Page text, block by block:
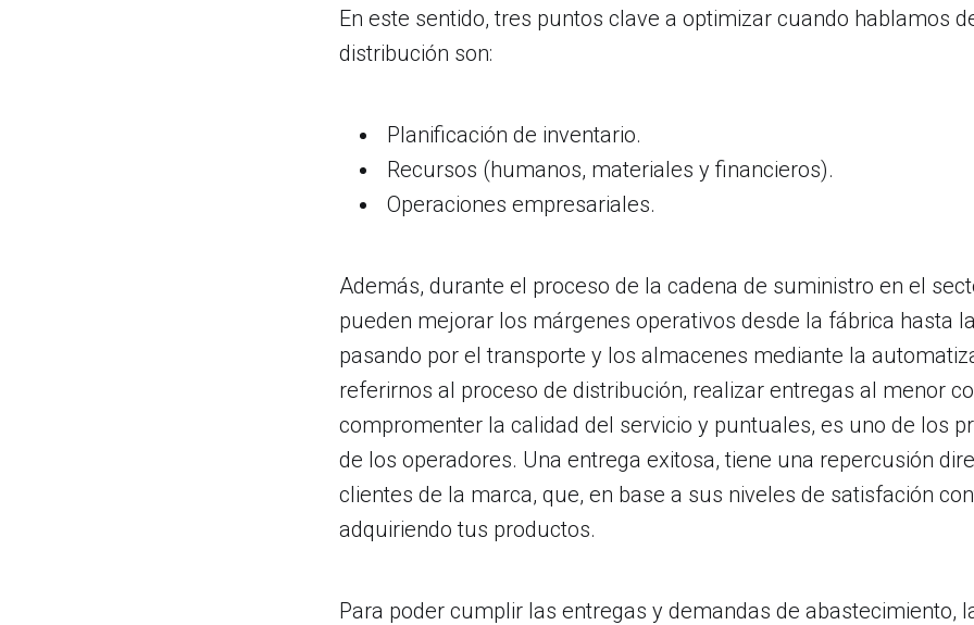
En este sentido, tres puntos clave a optimizar cuando hablamos
distribución son:
Planificación de inventario.
Recursos (humanos, materiales y financieros).
Operaciones empresariales.
Además, durante el proceso de la cadena de suministro en el
pueden mejorar los márgenes operativos desde la fábrica hasta
pasando por el transporte y los almacenes mediante la
referirnos al proceso de distribución, realizar entregas al menor
compromenter la calidad del servicio y puntuales, es uno de los
de los operadores. Una entrega exitosa, tiene una repercusión
clientes de la marca, que, en base a sus niveles de satisfación
adquiriendo tus productos.
Para poder cumplir las entregas y demandas de abastecimiento,